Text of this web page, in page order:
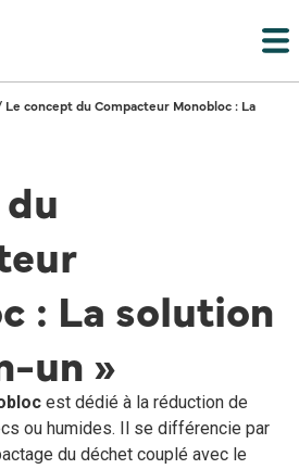
Le concept du Compacteur Monobloc : La
: La solution
un »
est dédié à la réduction de
ou humides. Il se différencie par
du déchet couplé avec le